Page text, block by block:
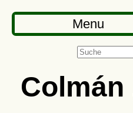
Menu
Colmán